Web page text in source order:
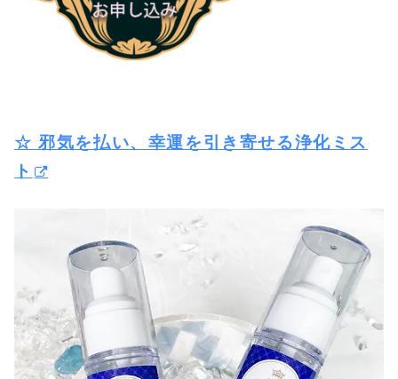
☆ 邪気を払い、幸運を引き寄せる浄化ミス
ト